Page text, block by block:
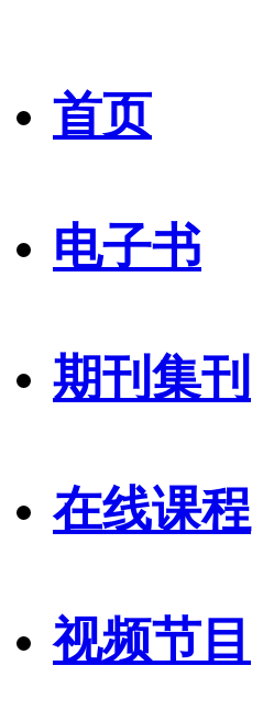
首页
电子书
期刊集刊
在线课程
视频节目